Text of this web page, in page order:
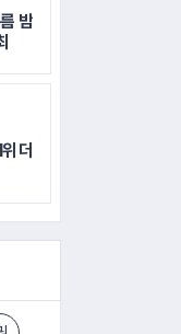
밤
더